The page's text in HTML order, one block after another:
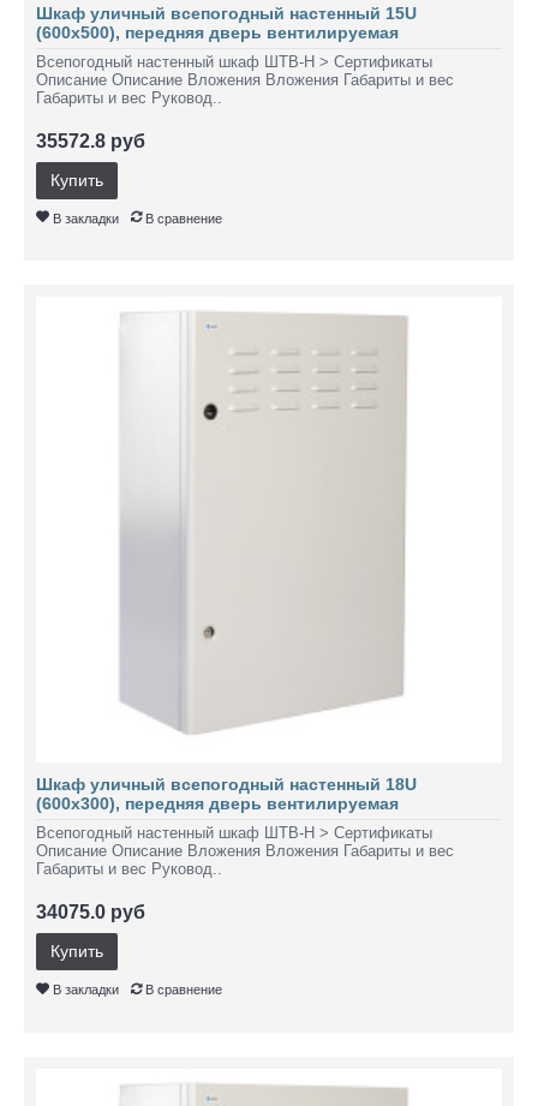
Шкаф уличный всепогодный настенный 15U
(600х500), передняя дверь вентилируемая
Всепогодный настенный шкаф ШТВ-Н > Сертификаты
Описание Описание Вложения Вложения Габариты и вес
Габариты и вес Руковод..
35572.8 руб
Купить
В закладки В сравнение
Шкаф уличный всепогодный настенный 18U
(600х300), передняя дверь вентилируемая
Всепогодный настенный шкаф ШТВ-Н > Сертификаты
Описание Описание Вложения Вложения Габариты и вес
Габариты и вес Руковод..
34075.0 руб
Купить
В закладки В сравнение